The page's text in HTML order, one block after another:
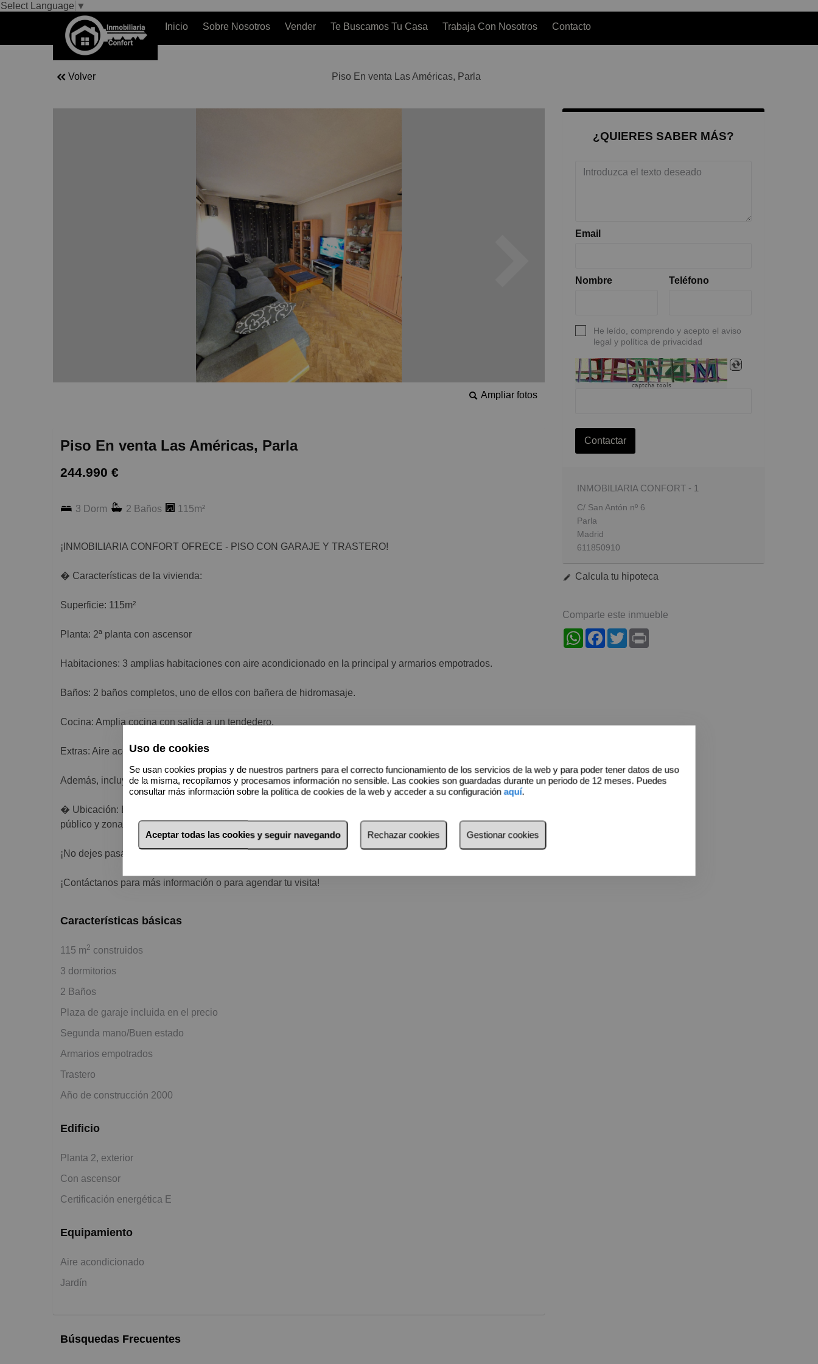
Select Language ▼
Inicio
Sobre Nosotros Vender Te Buscamos Tu Casa Trabaja Con Nosotros Contacto
Volver Piso En venta Las Américas, Parla
Ampliar fotos
Piso En venta Las Américas, Parla
244.990 €
3 Dorm 2 Baños 115m²
¡INMOBILIARIA CONFORT OFRECE - PISO CON GARAJE Y TRASTERO!
� Características de la vivienda:
Superficie: 115m²
Planta: 2ª planta con ascensor
Habitaciones: 3 amplias habitaciones con aire acondicionado en la principal y armarios empotrados.
Baños: 2 baños completos, uno de ellos con bañera de hidromasaje.
Cocina: Amplia cocina con salida a un tendedero.
Extras: Aire acondicionado, parking con videovigilancia 24h para tu seguridad.
Además, incluye plaza de garaje y trastero para mayor comodidad.
� Ubicación: En una de las zonas más cotizadas de Parla, con fácil acceso a todos los servicios, transporte
público y zonas verdes. Vive en un entorno tranquilo y bien comunicado.
¡No dejes pasar esta oportunidad de vivir en el hogar que siempre has soñado!
¡Contáctanos para más información o para agendar tu visita!
Características básicas
115 m2 construidos
3 dormitorios
2 Baños
Plaza de garaje incluida en el precio
Segunda mano/Buen estado
Armarios empotrados
Trastero
Año de construcción 2000
Edificio
Planta 2, exterior
Con ascensor
Certificación energética E
Equipamiento
Aire acondicionado
Jardín
¿QUIERES SABER MÁS?
Email
Nombre Teléfono
He leído, comprendo y acepto el aviso
legal y política de privacidad
captcha tools
Contactar
INMOBILIARIA CONFORT - 1
C/ San Antón nº 6
Parla
Madrid
611850910
Calcula tu hipoteca
Comparte este inmueble
WhatsAppFacebook
Twitter
Búsquedas Frecuentes
Uso de cookies
Se usan cookies propias y de nuestros partners para el correcto funcionamiento de los servicios de la web y para poder tener datos de uso
de la misma, recopilamos y procesamos información no sensible. Las cookies son guardadas durante un periodo de 12 meses. Puedes
consultar más información sobre la política de cookies de la web y acceder a su configuraciónaquí.
Aceptar todas las cookies y seguir navegando Rechazar cookies Gestionar cookies